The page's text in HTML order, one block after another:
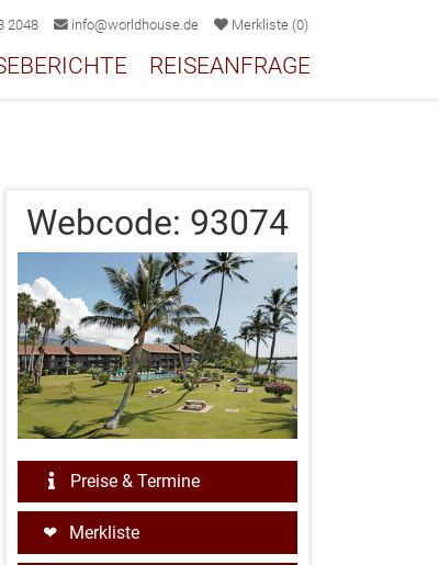
2048 info@worldhouse.de Merkliste (0)
REISEANFRAGE
Webcode: 93074
Preise & Termine
Merkliste
2/3